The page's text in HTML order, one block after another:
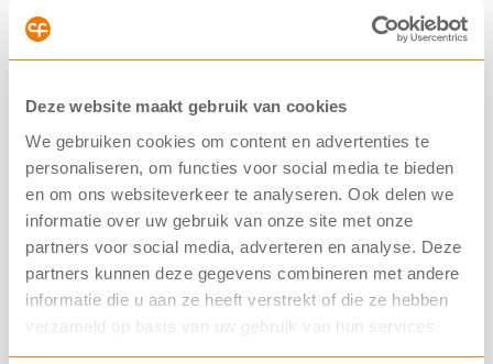
Deze website maakt gebruik van cookies
We gebruiken cookies om content en advertenties te
personaliseren, om functies voor social media te bieden
en om ons websiteverkeer te analyseren. Ook delen we
informatie over uw gebruik van onze site met onze
partners voor social media, adverteren en analyse. Deze
partners kunnen deze gegevens combineren met andere
informatie die u aan ze heeft verstrekt of die ze hebben
verzameld op basis van uw gebruik van hun services.
kinderen met CF van 2 tot en met 5 jaar. Met andere
woorden: de procedure is gestart. Over en weer
wordt het dossier compleet verklaard.
Uit de eerdere brief van de minister van Medische
Zorg leek het alsof er nog weinig actie was bij de
fabrikant en het Zorginstituut. Die is er dus wel en de
minister stuurde hierovereen extra briefnaar de
Tweede Kamer.
We hopen dat de beoordeling snel volgt.